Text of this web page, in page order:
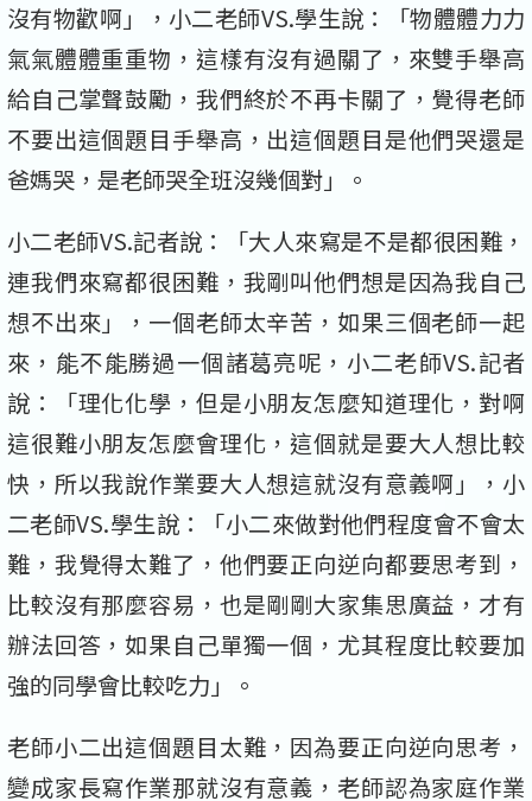
沒有物歡啊」，小二老師VS.學生說：「物體體力力
氣氣體體重重物，這樣有沒有過關了，來雙手舉高
給自己掌聲鼓勵，我們終於不再卡關了，覺得老師
不要出這個題目手舉高，出這個題目是他們哭還是
爸媽哭，是老師哭全班沒幾個對」。
小二老師VS.記者說：「大人來寫是不是都很困難，
連我們來寫都很困難，我剛叫他們想是因為我自己
想不出來」，一個老師太辛苦，如果三個老師一起
來，能不能勝過一個諸葛亮呢，小二老師VS.記者
說：「理化化學，但是小朋友怎麼知道理化，對啊
這很難小朋友怎麼會理化，這個就是要大人想比較
快，所以我說作業要大人想這就沒有意義啊」，小
二老師VS.學生說：「小二來做對他們程度會不會太
難，我覺得太難了，他們要正向逆向都要思考到，
比較沒有那麼容易，也是剛剛大家集思廣益，才有
辦法回答，如果自己單獨一個，尤其程度比較要加
強的同學會比較吃力」。
老師小二出這個題目太難，因為要正向逆向思考，
變成家長寫作業那就沒有意義，老師認為家庭作業